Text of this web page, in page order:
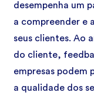
desempenha um
a compreender e
seus clientes. Ao
do cliente,
empresas podem
a qualidade dos